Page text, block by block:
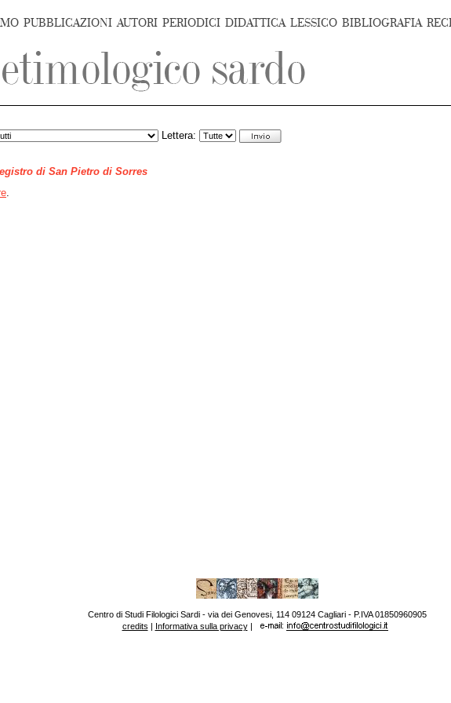
PUBBLICAZIONI AUTORI PERIODICI DIDATTICA LESSICO BIBLIOGRAFIA
Lettera:
di San Pietro di Sorres
Centro di Studi Filologici Sardi - via dei Genovesi, 114 09124 Cagliari - P.IVA 01850960905
credits | Informativa sulla privacy|